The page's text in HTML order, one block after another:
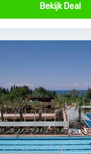
Bekijk Deal